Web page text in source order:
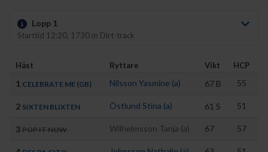
Lopp 1
Starttid 12:20, 1730 m Dirt-track
Häst Ryttare Vikt HCP
1 CELEBRATE ME (GB) Nilsson Yasmine (a) 67 B 55
2 SIXTEN BLIXTEN Östlund Stina (a) 61 S 51
3 POP IT NOW Wilhelmsson Tanja (a) 67 57